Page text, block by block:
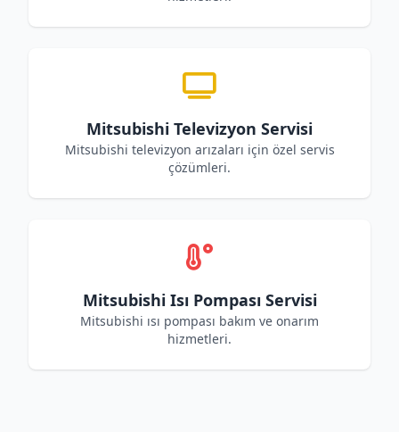
Mitsubishi Televizyon Servisi
Mitsubishi televizyon arızaları için özel servis
çözümleri.
Mitsubishi Isı Pompası Servisi
Mitsubishi ısı pompası bakım ve onarım
hizmetleri.